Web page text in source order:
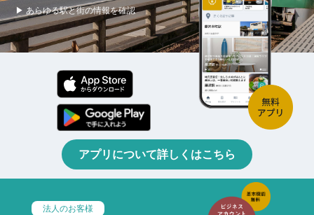
▶ あらゆる駅と街の情報を確認
アプリについて詳しくはこちら
法人のお客様